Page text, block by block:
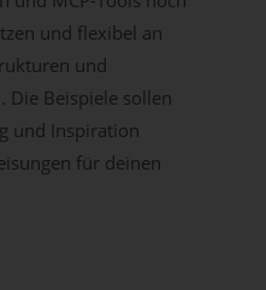
und flexibel an
und
Die Beispiele sollen
und Inspiration
für deinen